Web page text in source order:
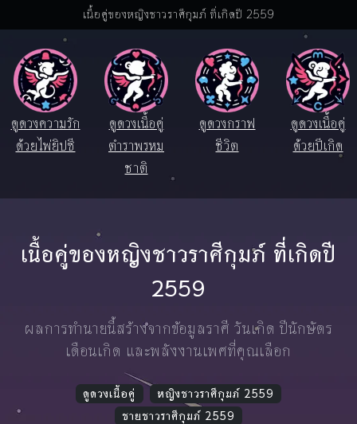
เนื้อคู่ของหญิงชาวราศีกุมภ์ ที่เกิดปี 2559
ดูดวงความรัก
ด้วยไพ่ยิปซี
ดูดวงเนื้อคู่
ตำราพรหม
ชาติ
ดูดวงกราฟ
ชีวิต
ดูดวงเนื้อคู่
ด้วยปีเกิด
เนื้อคู่ของหญิงชาวราศีกุมภ์ ที่เกิดปี
2559
ผลการทำนายนี้สร้างจากข้อมูลราศี วันเกิด ปีนักษัตร
เดือนเกิด และพลังงานเพศที่คุณเลือก
ดูดวงเนื้อคู่
หญิงชาวราศีกุมภ์ 2559
ชายชาวราศีกุมภ์ 2559